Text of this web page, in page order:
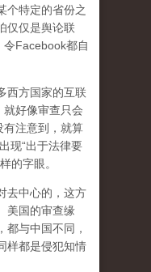
个特定的省份之
仅仅是舆论联
令Facebook都自
西方国家的互联
就好像审查只会
注意到， 就算
现“出于法律要
的字眼。
去中心的，这方
美国的审查缘
都与中国不同，
样都是侵犯知情